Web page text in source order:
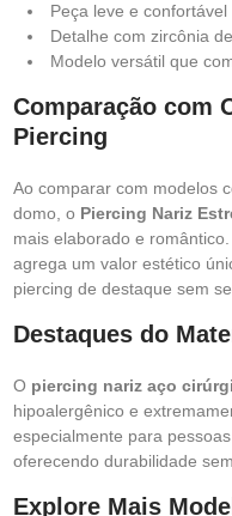
Peça leve e
Detalhe com zircônia
Modelo versátil que
Comparação com
Piercing
Ao comparar com modelos
domo, o Piercing Nariz
mais elaborado e
agrega um valor estético
piercing de destaque sem
Destaques do
O piercing nariz aço
hipoalergênico e
especialmente para
oferecendo durabilidade
Explore Mais